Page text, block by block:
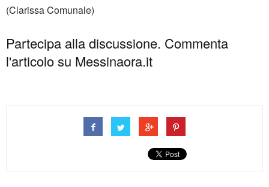
(Clarissa Comunale)
Partecipa alla discussione. Commenta
l'articolo su Messinaora.it